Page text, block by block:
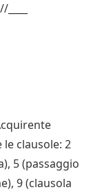
clausole: 2
5 (passaggio
9 (clausola